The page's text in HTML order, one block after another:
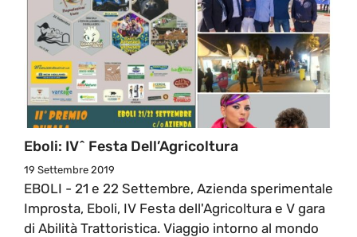
Eboli: IV^ Festa Dell’Agricoltura
19 Settembre 2019
EBOLI - 21 e 22 Settembre, Azienda sperimentale
Improsta, Eboli, IV Festa dell'Agricoltura e V gara
di Abilità Trattoristica. Viaggio intorno al mondo